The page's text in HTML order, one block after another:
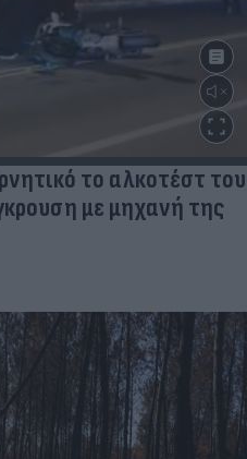
το αλκοτέστ του
με μηχανή της